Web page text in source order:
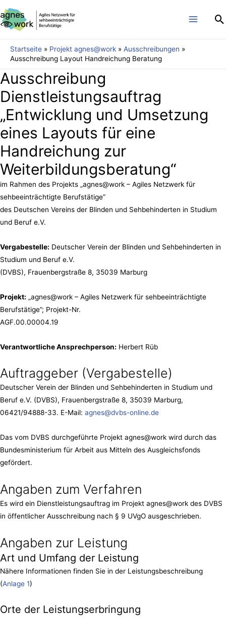
Startseite Projekt agnes@work
Ausschreibungen
Ausschreibung Layout Handreichung Beratung
Ausschreibung
Dienstleistungsauftrag
„Entwicklung und Umsetzung
eines Layouts für eine
Handreichung zur
Weiterbildungsberatung“
im Rahmen des Projekts „agnes@work – Agiles Netzwerk für
sehbeeinträchtigte Berufstätige”
des Deutschen Vereins der Blinden und Sehbehinderten in Studium
und Beruf e.V.
Vergabestelle: Deutscher Verein der Blinden und Sehbehinderten in
Studium und Beruf e.V.
(DVBS), Frauenbergstraße 8, 35039 Marburg
Projekt: „agnes@work – Agiles Netzwerk für sehbeeinträchtigte
Berufstätige”; Projekt-Nr.
AGF.00.00004.19
Verantwortliche Ansprechperson: Herbert Rüb
Auftraggeber (Vergabestelle)
Deutscher Verein der Blinden und Sehbehinderten in Studium und
Beruf e.V. (DVBS), Frauenbergstraße 8, 35039 Marburg,
06421/94888-33. E-Mail: agnes@dvbs-online.de
Das vom DVBS durchgeführte Projekt agnes@work wird durch das
Bundesministerium für Arbeit aus Mitteln des Ausgleichsfonds
gefördert.
Angaben zum Verfahren
Es wird ein Dienstleistungsauftrag im Projekt agnes@work des DVBS
in öffentlicher Ausschreibung nach § 9 UVgO ausgeschrieben.
Angaben zur Leistung
Art und Umfang der Leistung
Nähere Informationen finden Sie in der Leistungsbeschreibung
(Anlage 1)
Orte der Leistungserbringung